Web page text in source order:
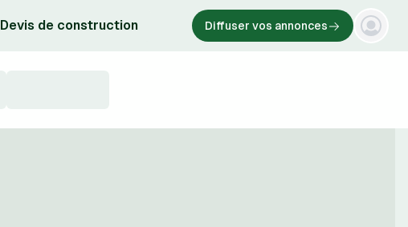
Devis de construction Diffuser vos annonces